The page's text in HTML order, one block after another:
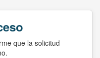
que la solicitud